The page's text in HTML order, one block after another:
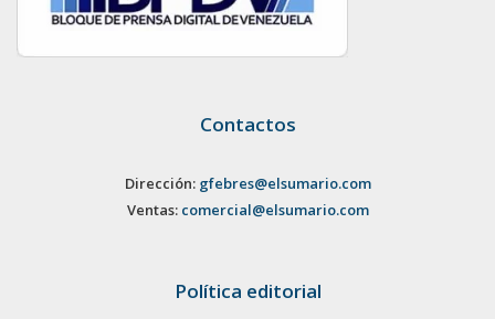
Contactos
Dirección: gfebres@elsumario.com
Ventas: comercial@elsumario.com
Política editorial